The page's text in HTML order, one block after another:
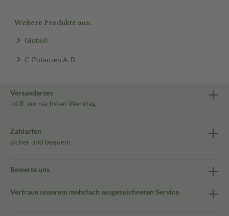
Weitere Produkte aus:
Globuli
C-Potenzen A-B
Versandarten
i.d.R. am nächsten Werktag
Zahlarten
sicher und bequem
Bewerte uns
Vertraue unserem mehrfach ausgezeichneten Service